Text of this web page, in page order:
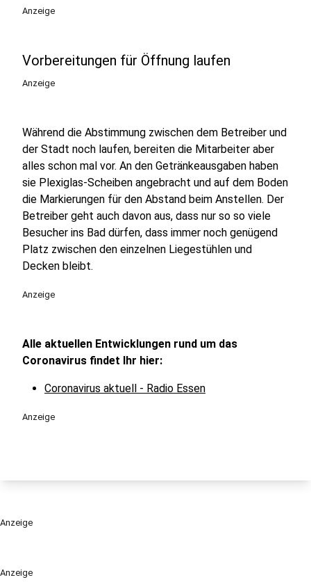
Anzeige
Anzeige
Vorbereitungen für Öffnung laufen
Anzeige
Während die Abstimmung zwischen dem Betreiber und
der Stadt noch laufen, bereiten die Mitarbeiter aber
alles schon mal vor. An den Getränkeausgaben haben
sie Plexiglas-Scheiben angebracht und auf dem Boden
die Markierungen für den Abstand beim Anstellen. Der
Betreiber geht auch davon aus, dass nur so so viele
Besucher ins Bad dürfen, dass immer noch genügend
Platz zwischen den einzelnen Liegestühlen und
Decken bleibt.
Anzeige
Alle aktuellen Entwicklungen rund um das
Coronavirus findet Ihr hier:
Coronavirus aktuell - Radio Essen
Anzeige
Anzeige